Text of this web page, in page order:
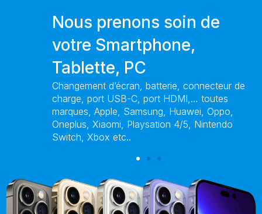
Nous prenons soin de
votre Smartphone,
Tablette, PC
batterie, connecteur de
port HDMI,… toutes
Huawei, Oppo,
4/5, Nintendo
Installation / Formatage
mise à jour, antivirus,
Nettoyage et entretien pc
Accélération et mise à jour